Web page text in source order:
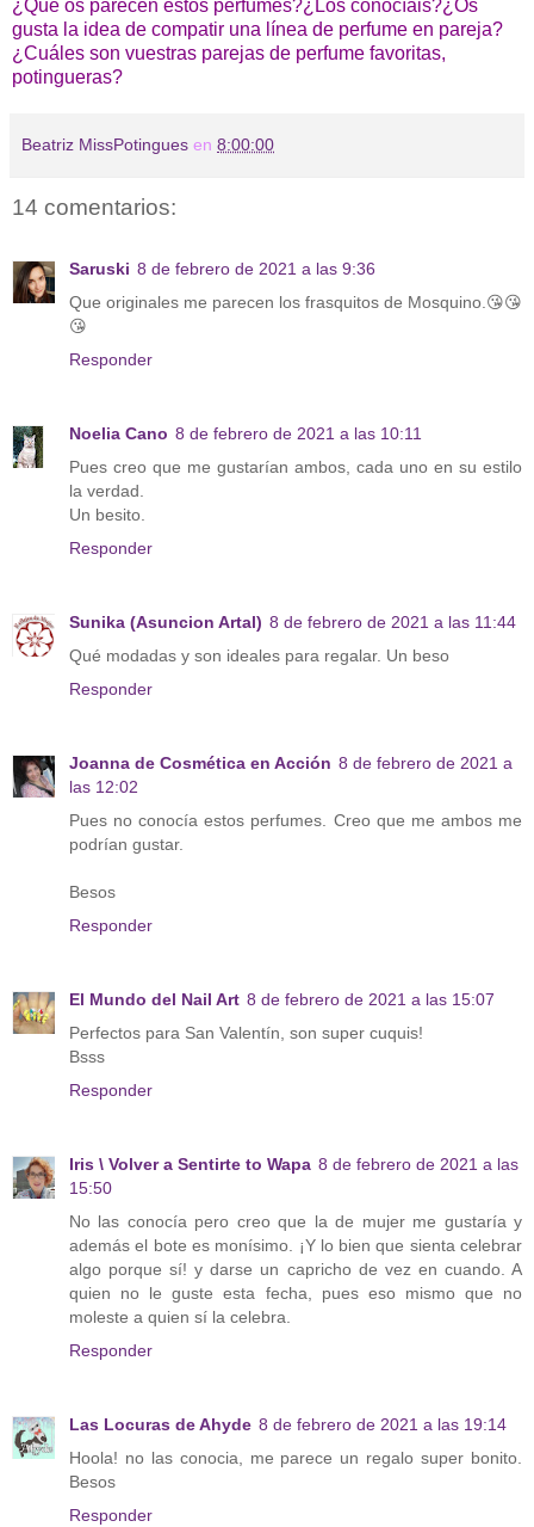
¿Qué os parecen estos perfumes?¿Los conocíais?¿Os
gusta la idea de compatir una línea de perfume en pareja?
¿Cuáles son vuestras parejas de perfume favoritas,
potingueras?
Beatriz MissPotingues en 8:00:00
14 comentarios:
Saruski 8 de febrero de 2021 a las 9:36
Que originales me parecen los frasquitos de Mosquino.😘😘
😘
Responder
Noelia Cano 8 de febrero de 2021 a las 10:11
Pues creo que me gustarían ambos, cada uno en su estilo
la verdad.
Un besito.
Responder
Sunika (Asuncion Artal) 8 de febrero de 2021 a las 11:44
Qué modadas y son ideales para regalar. Un beso
Responder
Joanna de Cosmética en Acción 8 de febrero de 2021 a
las 12:02
Pues no conocía estos perfumes. Creo que me ambos me
podrían gustar.
Besos
Responder
El Mundo del Nail Art 8 de febrero de 2021 a las 15:07
Perfectos para San Valentín, son super cuquis!
Bsss
Responder
Iris \ Volver a Sentirte to Wapa 8 de febrero de 2021 a las
15:50
No las conocía pero creo que la de mujer me gustaría y
además el bote es monísimo. ¡Y lo bien que sienta celebrar
algo porque sí! y darse un capricho de vez en cuando. A
quien no le guste esta fecha, pues eso mismo que no
moleste a quien sí la celebra.
Responder
Las Locuras de Ahyde 8 de febrero de 2021 a las 19:14
Hoola! no las conocia, me parece un regalo super bonito.
Besos
Responder